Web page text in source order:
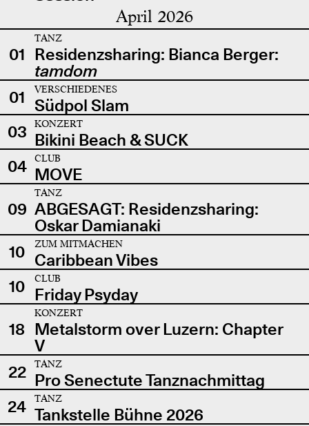
April 2026
01
TANZ
Residenzsharing: Bianca Berger:
tamdom
01
VERSCHIEDENES
Südpol Slam
03
KONZERT
Bikini Beach & SUCK
04
CLUB
MOVE
09
TANZ
ABGESAGT: Residenzsharing:
Oskar Damianaki
10
ZUM MITMACHEN
Caribbean Vibes
10
CLUB
Friday Psyday
18
KONZERT
Metalstorm over Luzern: Chapter
V
22
TANZ
Pro Senectute Tanznachmittag
24
TANZ
Tankstelle Bühne 2026